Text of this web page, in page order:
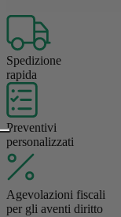
Spedizione
rapida
Preventivi
personalizzati
Agevolazioni fiscali
per gli aventi diritto